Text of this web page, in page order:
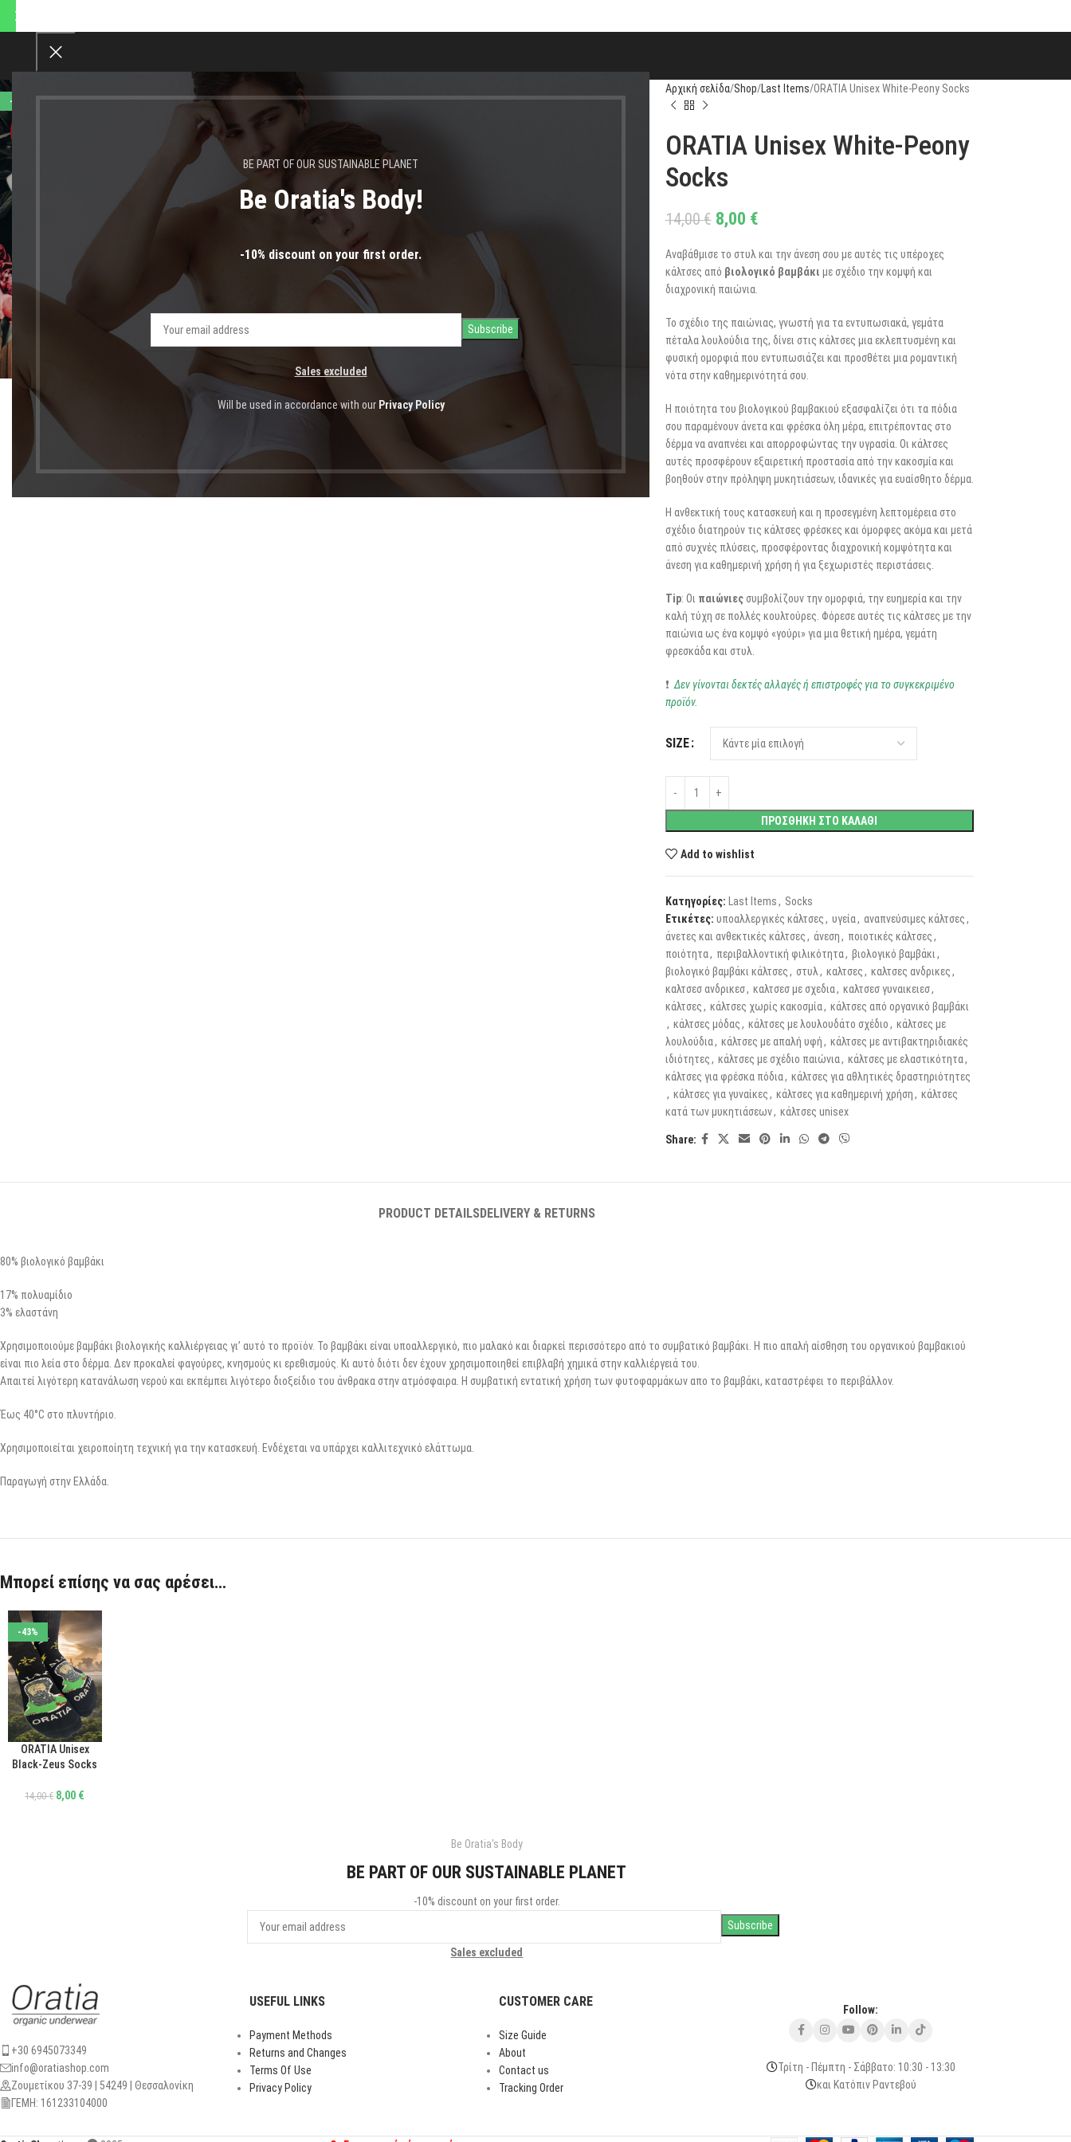
BE PART OF OUR SUSTAINABLE PLANET
Be Oratia's Body!
-10% discount on your first order.
Sales excluded
Will be used in accordance with our Privacy Policy
-43%
Αρχική σελίδα Shop Last Items ORATIA Unisex White-Peony Socks
ORATIA Unisex White-Peony
Socks
14,00€ 8,00 €
Αναβάθμισε το στυλ και την άνεση σου με αυτές τις υπέροχες
κάλτσες από βιολογικό βαμβάκι με σχέδιο την κομψή και
διαχρονική παιώνια.
Το σχέδιο της παιώνιας, γνωστή για τα εντυπωσιακά, γεμάτα
πέταλα λουλούδια της, δίνει στις κάλτσες μια εκλεπτυσμένη και
φυσική ομορφιά που εντυπωσιάζει και προσθέτει μια ρομαντική
νότα στην καθημερινότητά σου.
Η ποιότητα του βιολογικού βαμβακιού εξασφαλίζει ότι τα πόδια
σου παραμένουν άνετα και φρέσκα όλη μέρα, επιτρέποντας στο
δέρμα να αναπνέει και απορροφώντας την υγρασία. Οι κάλτσες
αυτές προσφέρουν εξαιρετική προστασία από την κακοσμία και
βοηθούν στην πρόληψη μυκητιάσεων, ιδανικές για ευαίσθητο δέρμα.
Η ανθεκτική τους κατασκευή και η προσεγμένη λεπτομέρεια στο
σχέδιο διατηρούν τις κάλτσες φρέσκες και όμορφες ακόμα και μετά
από συχνές πλύσεις, προσφέροντας διαχρονική κομψότητα και
άνεση για καθημερινή χρήση ή για ξεχωριστές περιστάσεις.
Tip: Οι παιώνιεςσυμβολίζουν την ομορφιά, την ευημερία και την
καλή τύχη σε πολλές κουλτούρες. Φόρεσε αυτές τις κάλτσες με την
παιώνια ως ένα κομψό «γούρι» για μια θετική ημέρα, γεμάτη
φρεσκάδα και στυλ.
❗ Δεν γίνονται δεκτές αλλαγές ή επιστροφές για το συγκεκριμένο
προϊόν.
SIZE
ΠΡΟΣΘΗΚΗ ΣΤΟ ΚΑΛΑΘΙ
Add to wishlist
Κατηγορίες: Last Items, Socks
Ετικέτες: υποαλλεργικές κάλτσες, υγεία, αναπνεύσιμες κάλτσες,
άνετες και ανθεκτικές κάλτσες, άνεση, ποιοτικές κάλτσες,
ποιότητα, περιβαλλοντική φιλικότητα, βιολογικό βαμβάκι,
βιολογικό βαμβάκι κάλτσες, στυλ, καλτσες, καλτσες ανδρικες,
καλτσεσ ανδρικεσ, καλτσεσ με σχεδια, καλτσεσ γυναικειεσ,
κάλτσες, κάλτσες χωρίς κακοσμία, κάλτσες από οργανικό βαμβάκι
, κάλτσες μόδας, κάλτσες με λουλουδάτο σχέδιο, κάλτσες με
λουλούδια, κάλτσες με απαλή υφή, κάλτσες με αντιβακτηριδιακές
ιδιότητες, κάλτσες με σχέδιο παιώνια, κάλτσες με ελαστικότητα,
κάλτσες για φρέσκα πόδια, κάλτσες για αθλητικές δραστηριότητες
, κάλτσες για γυναίκες, κάλτσες για καθημερινή χρήση, κάλτσες
κατά των μυκητιάσεων, κάλτσες unisex
Share:
PRODUCT DETAILSDELIVERY & RETURNS
80% βιολογικό βαμβάκι
17% πολυαμίδιο
3% ελαστάνη
Χρησιμοποιούμε βαμβάκι βιολογικής καλλιέργειας γι’ αυτό το προϊόν. Το βαμβάκι είναι υποαλλεργικό, πιο μαλακό και διαρκεί περισσότερο από το συμβατικό βαμβάκι. Η πιο απαλή αίσθηση του οργανικού βαμβακιού
είναι πιο λεία στο δέρμα. Δεν προκαλεί φαγούρες, κνησμούς κι ερεθισμούς. Κι αυτό διότι δεν έχουν χρησιμοποιηθεί επιβλαβή χημικά στην καλλιέργειά του.
Απαιτεί λιγότερη κατανάλωση νερού και εκπέμπει λιγότερο διοξείδιο του άνθρακα στην ατμόσφαιρα. Η συμβατική εντατική χρήση των φυτοφαρμάκων απο το βαμβάκι, καταστρέφει το περιβάλλον.
Έως 40°C στο πλυντήριο.
Χρησιμοποιείται χειροποίητη τεχνική για την κατασκευή. Ενδέχεται να υπάρχει καλλιτεχνικό ελάττωμα.
Παραγωγή στην Ελλάδα.
Μπορεί επίσης να σας αρέσει…
-43%
ΕΠΙΛΟΓΉ
ORATIA Unisex
Black-Zeus Socks
14,00€ 8,00 €
Be Oratia's Body
BE PART OF OUR SUSTAINABLE PLANET
-10% discount on your first order.
Sales excluded
+30 6945073349
info@oratiashop.com
Ζουμετίκου 37-39 | 54249 | Θεσσαλονίκη
ΓΕΜΗ: 161233104000
USEFUL LINKS
Payment Methods
Returns and Changes
Terms Of Use
Privacy Policy
CUSTOMER CARE
Size Guide
About
Contact us
Tracking Order
Follow:
Τρίτη - Πέμπτη - Σάββατο: 10:30 - 13:30
και Κατόπιν Ραντεβού
θα πραγματοποιηθούν 24.08.2026" |